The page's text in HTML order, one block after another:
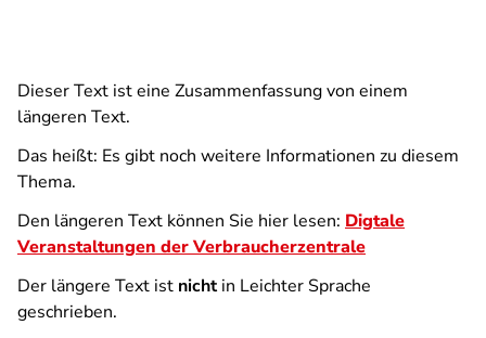
Dieser Text ist eine Zusammenfassung von einem
längeren Text.
Das heißt: Es gibt noch weitere Informationen zu diesem
Thema.
Den längeren Text können Sie hier lesen: Digtale
Veranstaltungen der Verbraucherzentrale
Der längere Text ist nichtin Leichter Sprache
geschrieben.